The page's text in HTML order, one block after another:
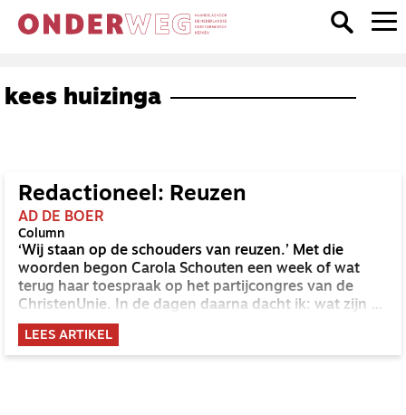
kees huizinga
Redactioneel: Reuzen
AD DE BOER
Column
‘Wij staan op de schouders van reuzen.’ Met die
woorden begon Carola Schouten een week of wat
terug haar toespraak op het partijcongres van de
ChristenUnie. In de dagen daarna dacht ik: wat zijn de
reuzen op wier schouders ik sta?
LEES ARTIKEL